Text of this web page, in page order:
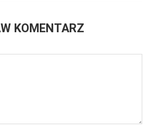
KOMENTARZ